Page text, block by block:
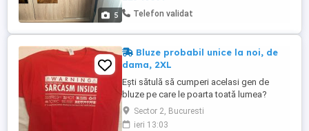
5 Telefon validat
Bluze probabil unice la noi, de
dama, 2XL
Ești sătulă să cumperi acelasi gen de
bluze pe care le poarta toată lumea?
Fiecare poză este o bluză. Nu sunt dubluri
și nu se aduce același model a doua oară.
Sector 2, Bucuresti
ieri 13:03